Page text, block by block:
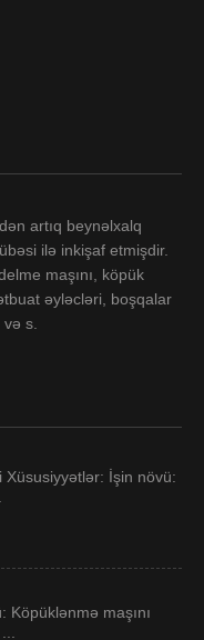
artıq beynəlxalq
ilə inkişaf etmişdir.
maşını, köpük
əyləcləri, boşqalar
və s.
İşin növü:
Köpüklənmə maşını